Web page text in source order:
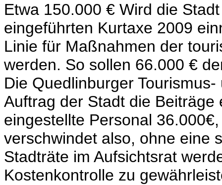
Etwa 150.000 € Wird die
eingeführten Kurtaxe 2009
Linie für Maßnahmen der
werden. So sollen 66.000 €
Die Quedlinburger
Auftrag der Stadt die
eingestellte Personal
verschwindet also, ohne eine
Stadträte im Aufsichtsrat
Kostenkontrolle zu